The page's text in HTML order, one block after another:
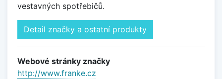
vestavných spotřebičů.
Detail značky a ostatní produkty
Webové stránky značky
http://www.franke.cz